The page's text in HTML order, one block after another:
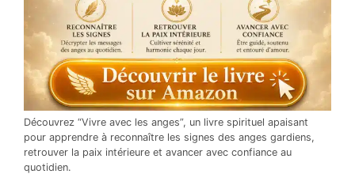
Découvrez “Vivre avec les anges”, un livre spirituel apaisant
pour apprendre à reconnaître les signes des anges gardiens,
retrouver la paix intérieure et avancer avec confiance au
quotidien.